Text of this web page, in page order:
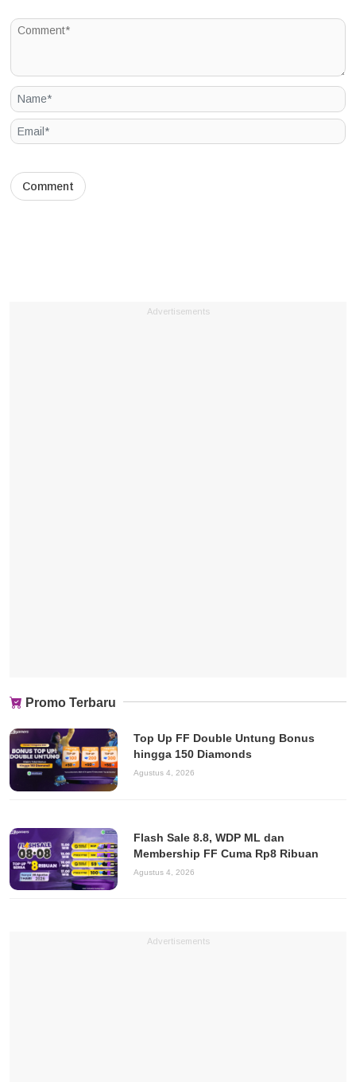
Advertisements
Promo Terbaru
Top Up FF Double Untung Bonus
hingga 150 Diamonds
Agustus 4, 2026
Flash Sale 8.8, WDP ML dan
Membership FF Cuma Rp8 Ribuan
Agustus 4, 2026
Advertisements